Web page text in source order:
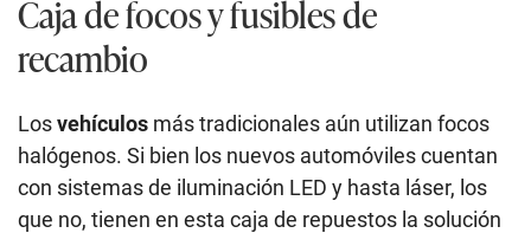
Caja de focos y fusibles de
recambio
Losvehículos más tradicionales aún utilizan focos
halógenos. Si bien los nuevos automóviles cuentan
con sistemas de iluminación LED y hasta láser, los
que no, tienen en esta caja de repuestos la solución